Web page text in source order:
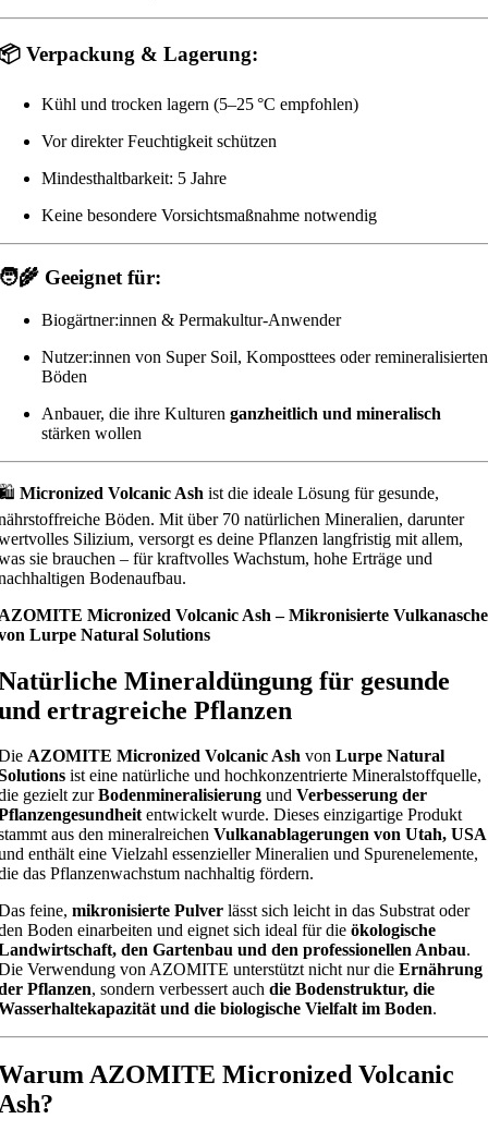
Verpackung & Lagerung:
Kühl und trocken lagern (5–25 °C empfohlen)
Vor direkter Feuchtigkeit schützen
Mindesthaltbarkeit: 5 Jahre
Keine besondere Vorsichtsmaßnahme notwendig
Geeignet für:
Biogärtner:innen & Permakultur-Anwender
Nutzer:innen von Super Soil, Komposttees oder remineralisierten
Böden
Anbauer, die ihre Kulturen ganzheitlich und mineralisch
stärken wollen
Micronized Volcanic Ash ist die ideale Lösung für gesunde,
Böden. Mit über 70 natürlichen Mineralien, darunter
Silizium, versorgt es deine Pflanzen langfristig mit allem,
sie brauchen – für kraftvolles Wachstum, hohe Erträge und
Bodenaufbau.
Micronized Volcanic Ash – Mikronisierte Vulkanasche
Lurpe Natural Solutions
Mineraldüngung für gesunde
ertragreiche Pflanzen
AZOMITE Micronized Volcanic Ash von Lurpe Natural
ist eine natürliche und hochkonzentrierte Mineralstoffquelle,
gezielt zurBodenmineralisierung und Verbesserung der
entwickelt wurde. Dieses einzigartige Produkt
aus den mineralreichen Vulkanablagerungen von Utah, USA
enthält eine Vielzahl essenzieller Mineralien und Spurenelemente,
das Pflanzenwachstum nachhaltig fördern.
feine, mikronisierte Pulver lässt sich leicht in das Substrat oder
Boden einarbeiten und eignet sich ideal für die ökologische
den Gartenbau und den professionellen Anbau.
Verwendung von AZOMITE unterstützt nicht nur die Ernährung
Pflanzen, sondern verbessert auch die Bodenstruktur, die
und die biologische Vielfalt im Boden.
AZOMITE Micronized Volcanic